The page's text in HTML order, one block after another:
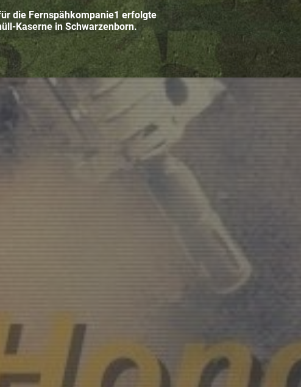
die Fernspähkompanie1 erfolgte
Kaserne in Schwarzenborn.